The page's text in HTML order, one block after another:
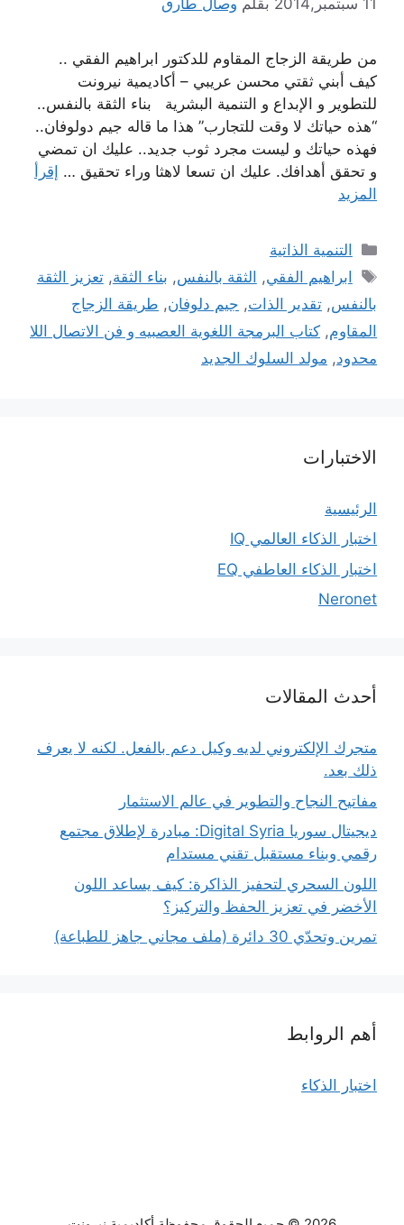
من طريقة الزجاج المقاوم للدكتور ابراهيم الفقي ..
كيف أبني ثقتي محسن عريبي – أكاديمية نيرونت
للتطوير و الإبداع و التنمية البشرية بناء الثقة بالنفس..
“هذه حياتك لا وقت للتجارب” هذا ما قاله جيم دولوفان..
فهذه حياتك و ليست مجرد ثوب جديد.. عليك ان تمضي
و تحقق أهدافك. عليك ان تسعا لاهثا وراء تحقيق … إقرأ
المزيد
التصنيفات
التنمية الذاتية
الوسوم
ابراهيم الفقي, الثقة بالنفس, بناء الثقة,تعزيز الثقة
بالنفس, تقدير الذات, جيم دلوفان, طريقة الزجاج
المقاوم, كتاب البرمجة اللغوية العصبيه و فن الاتصال اللا
محدود, مولد السلوك الجديد
الاختبارات
الرئيسية
اختبار الذكاء العالمي IQ
اختبار الذكاء العاطفي EQ
Neronet
أحدث المقالات
متجرك الإلكتروني لديه وكيل دعم بالفعل. لكنه لا يعرف
ذلك بعد.
مفاتيح النجاح والتطوير في عالم الاستثمار
ديجيتال سوريا Digital Syria: مبادرة لإطلاق مجتمع
رقمي وبناء مستقبل تقني مستدام
اللون السحري لتحفيز الذاكرة: كيف يساعد اللون
الأخضر في تعزيز الحفظ والتركيز؟
تمرين وتحدّي 30 دائرة (ملف مجاني جاهز للطباعة)
أهم الروابط
اختبار الذكاء